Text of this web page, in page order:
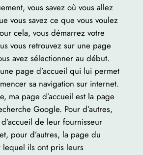
vous savez où vous allez
vous savez ce que vous voulez
cela, vous démarrez votre
vous retrouvez sur une page
avez sélectionner au début.
page d’accueil qui lui permet
sa navigation sur internet.
ma page d’accueil est la page
Google. Pour d’autres,
de leur fournisseur
pour d’autres, la page du
lequel ils ont pris leurs